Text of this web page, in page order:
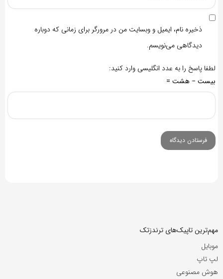
ذخیره نام، ایمیل و وبسایت من در مرورگر برای زمانی که دوباره
دیدگاهی می‌نویسم.
لطفا پاسخ را به عدد انگلیسی وارد کنید:
بیست − هشت =
مهم‌ترین تاپیک‌های ترندزتک
موبایل
لپ تاپ
هوش مصنوعی